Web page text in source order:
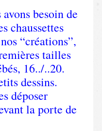
besoin de
chaussettes
“créations”,
tailles
16../..20.
dessins.
déposer
la porte de